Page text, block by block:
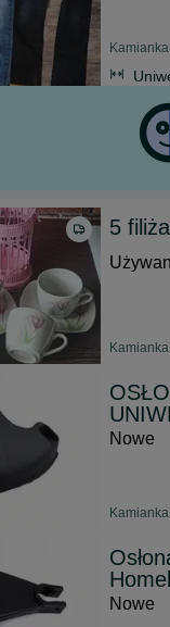
5
Nowe
Nowe